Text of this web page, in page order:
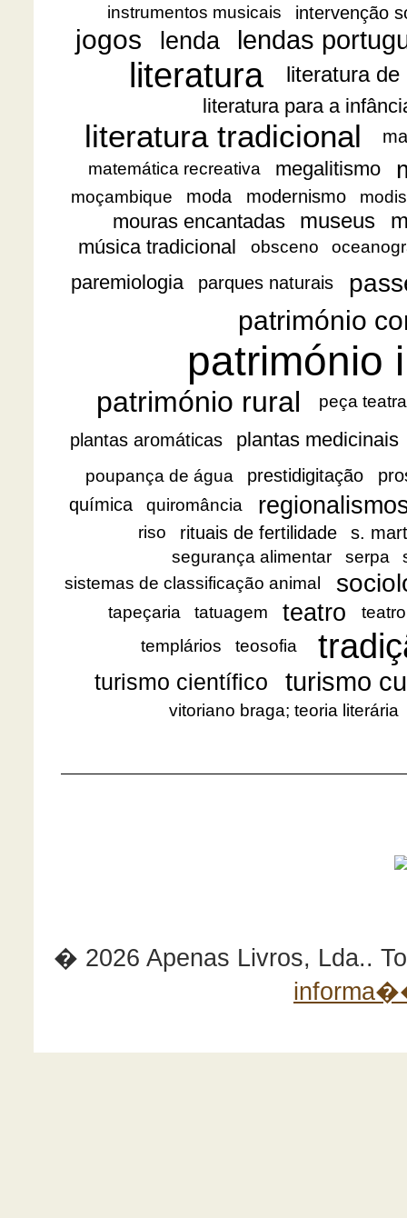
instrumentos musicais intervenção
jogos lenda lendas
literatura literatura
literatura para a
literatura tradicional
matemática recreativa megalitismo
moçambique moda modernismo
mouras encantadas museus
música tradicional obsceno
paremiologia parques naturais
património
património
património rural peça
plantas aromáticas plantas medicinais
poupança de água prestidigitação
química
quiromância
riso rituais de fertilidade s.
segurança alimentar serpa
sistemas de classificação animal
tapeçaria tatuagem teatro
templários
teosofia
turismo científico turismo
vitoriano braga; teoria literária
� 2026 Apenas Livros, Lda..